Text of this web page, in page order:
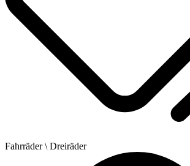
Fahrräder\ Dreiräder